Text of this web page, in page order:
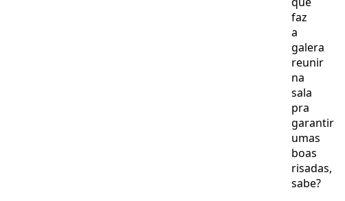
faz
a
galera
reunir
na
sala
pra
garantir
umas
boas
risadas,
sabe?